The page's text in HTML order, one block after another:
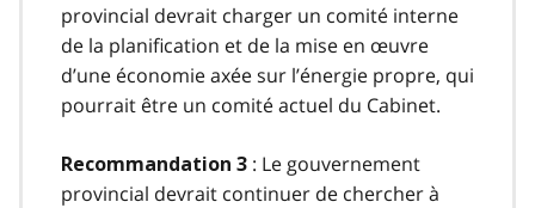
provincial devrait charger un comité interne
de la planification et de la mise en œuvre
d’une économie axée sur l’énergie propre, qui
pourrait être un comité actuel du Cabinet.
Recommandation 3 : Le gouvernement
provincial devrait continuer de chercher à